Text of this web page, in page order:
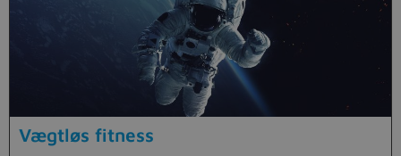
Vægtløs fitness